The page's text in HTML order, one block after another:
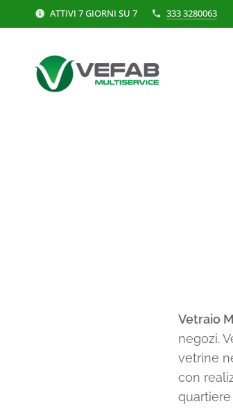
ATTIVI 7 GIORNI SU 7 333 3280063
Vetraio
negozi.
vetrine
con